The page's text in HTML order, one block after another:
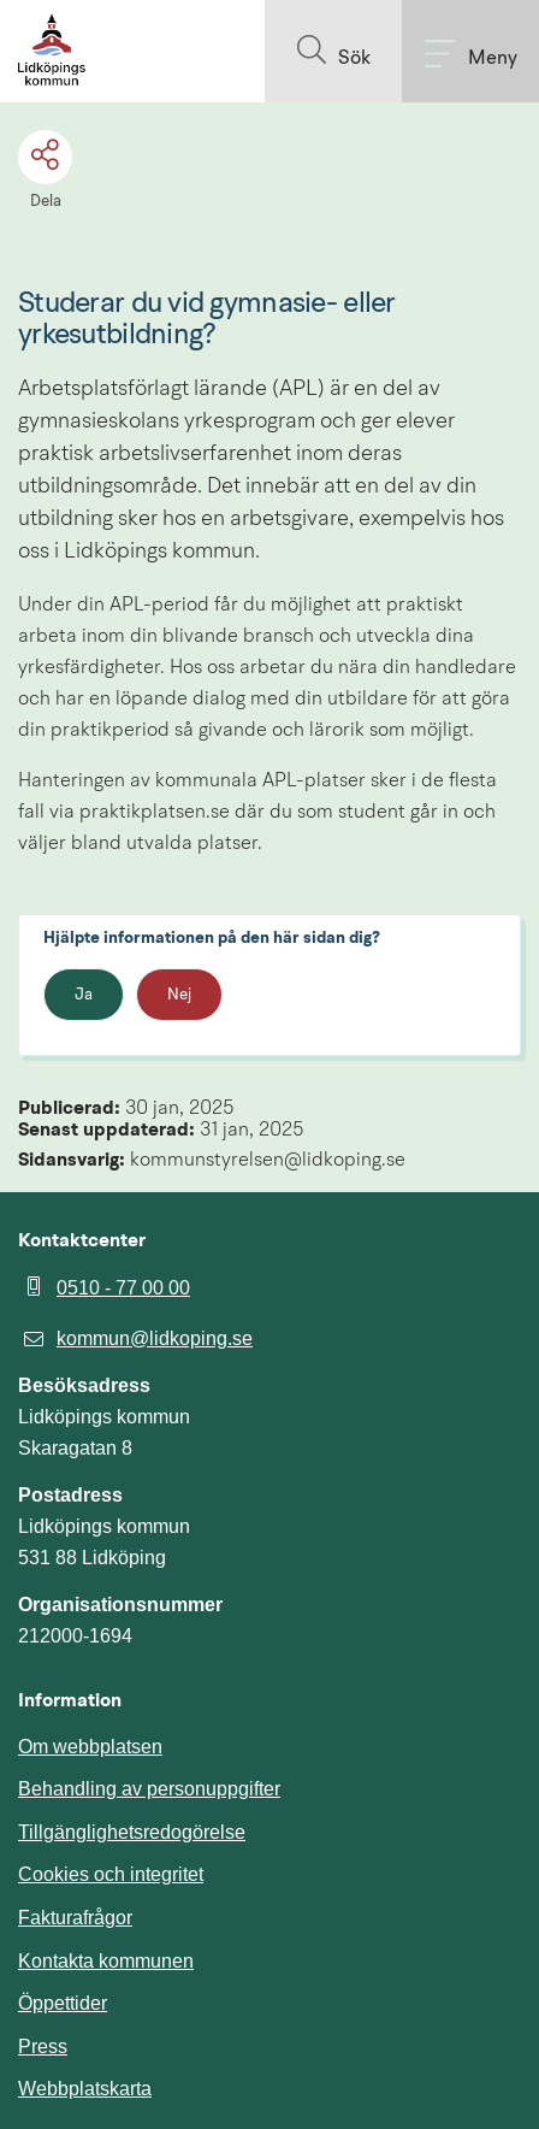
Sök Meny
Dela
Studerar du vid gymnasie- eller
yrkesutbildning?
Arbetsplatsförlagt lärande (APL) är en del av
gymnasieskolans yrkesprogram och ger elever
praktisk arbetslivserfarenhet inom deras
utbildningsområde. Det innebär att en del av din
utbildning sker hos en arbetsgivare, exempelvis hos
oss i Lidköpings kommun.
Under din APL-period får du möjlighet att praktiskt
arbeta inom din blivande bransch och utveckla dina
yrkesfärdigheter. Hos oss arbetar du nära din handledare
och har en löpande dialog med din utbildare för att göra
din praktikperiod så givande och lärorik som möjligt.
Hanteringen av kommunala APL-platser sker i de flesta
fall via praktikplatsen.se där du som student går in och
väljer bland utvalda platser.
Hjälpte informationen på den här sidan dig?
Ja Nej
Publicerad: 30 jan, 2025
Senast uppdaterad: 31 jan, 2025
Sidansvarig: kommunstyrelsen@lidkoping.se
Kontaktcenter
0510 - 77 00 00
kommun@lidkoping.se
Besöksadress
Lidköpings kommun
Skaragatan 8
Postadress
Lidköpings kommun
531 88 Lidköping
Organisationsnummer
212000-1694
Information
Om webbplatsen
Behandling av personuppgifter
Tillgänglighetsredogörelse
Cookies och integritet
Fakturafrågor
Kontakta kommunen
Öppettider
Press
Webbplatskarta